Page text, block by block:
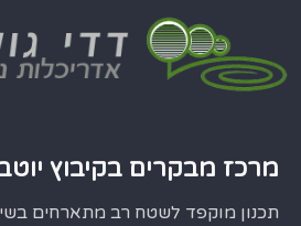
מרכז מבקרים בקיבוץ
תכנון מוקפד לשטח רב מתארחים